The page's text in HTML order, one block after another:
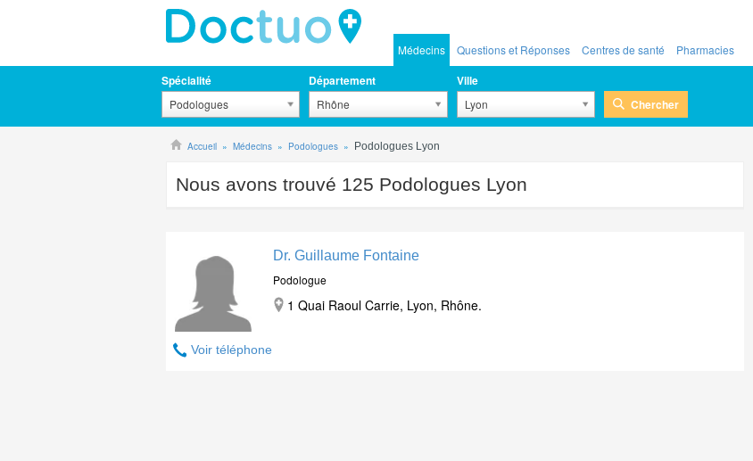
Médecins Questions et Réponses Centres de santé Pharmacies
Spécialité
Podologues
Département
Rhône
Ville
Lyon Chercher
Accueil Médecins Podologues Podologues Lyon
Nous avons trouvé 125 Podologues Lyon
Voir téléphone
Dr. Guillaume Fontaine
Podologue
1 Quai Raoul Carrie, Lyon, Rhône.